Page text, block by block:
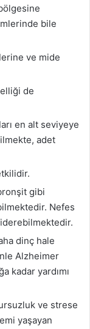
bile
ve mide
de
en alt seviyeye
adet
gibi
Nefes
dinç hale
Alzheimer
kadar yardımı
ve strese
yaşayan